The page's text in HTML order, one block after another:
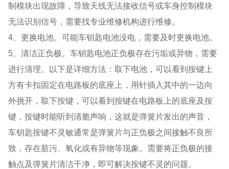
制模块出现故障，导致天线无法接收信号或车身控制模块
无法识别信号，需要找专业维修机构进行维修。
4、更换电池。可能车钥匙电池没电，需要及时更换电池。
5、清洁正负极。车钥匙电池正负极存在污垢或异物，需要
进行清理。以下是详细方法：取下电池，可以看到按键上
方有卡扣固定在电路板的底座上，用针插入其中的一边向
外挑开，取下按键，可以看到按键在电路板上的底座及按
键，按键时能听到清脆声响，这就是弹簧片发出的声音，
车钥匙按键不灵敏通常是弹簧片与正负极之间接触不良所
致，存在脏污、氧化或有异物等现象。需要将正负极的接
触点及弹簧片清洁干净，即可解决按键不灵的问题。